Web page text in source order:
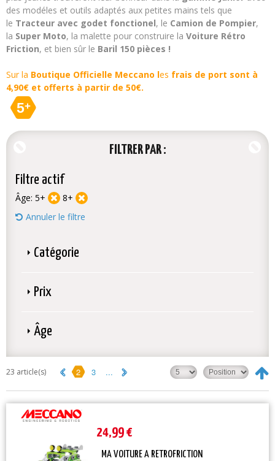
des modéles et outils adaptés aux petites mains tels que
le Tracteur avec godet fonctionel, le Camion de Pompier,
la Super Moto, la malette pour construire la Voiture Rétro
Friction, et bien sûr le Baril 150 pièces !
Sur la Boutique Officielle Meccano les frais de port sont à
4,90€ et offerts à partir de 50€.
5+
FILTRER PAR
Filtre actif
Âge: 5+
8+
Annuler le filtre
Catégorie
Prix
Âge
23 article(s) 2 3 ...
24,99 €
MA VOITURE A RETROFRICTION